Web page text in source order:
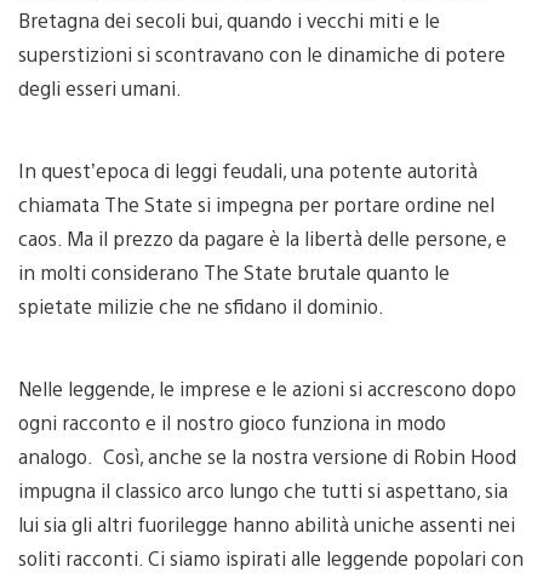
Bretagna dei secoli bui, quando i vecchi miti e le
superstizioni si scontravano con le dinamiche di potere
degli esseri umani.
In quest’epoca di leggi feudali, una potente autorità
chiamata The State si impegna per portare ordine nel
caos. Ma il prezzo da pagare è la libertà delle persone, e
in molti considerano The State brutale quanto le
spietate milizie che ne sfidano il dominio.
Nelle leggende, le imprese e le azioni si accrescono dopo
ogni racconto e il nostro gioco funziona in modo
analogo. Così, anche se la nostra versione di Robin Hood
impugna il classico arco lungo che tutti si aspettano, sia
lui sia gli altri fuorilegge hanno abilità uniche assenti nei
soliti racconti. Ci siamo ispirati alle leggende popolari con